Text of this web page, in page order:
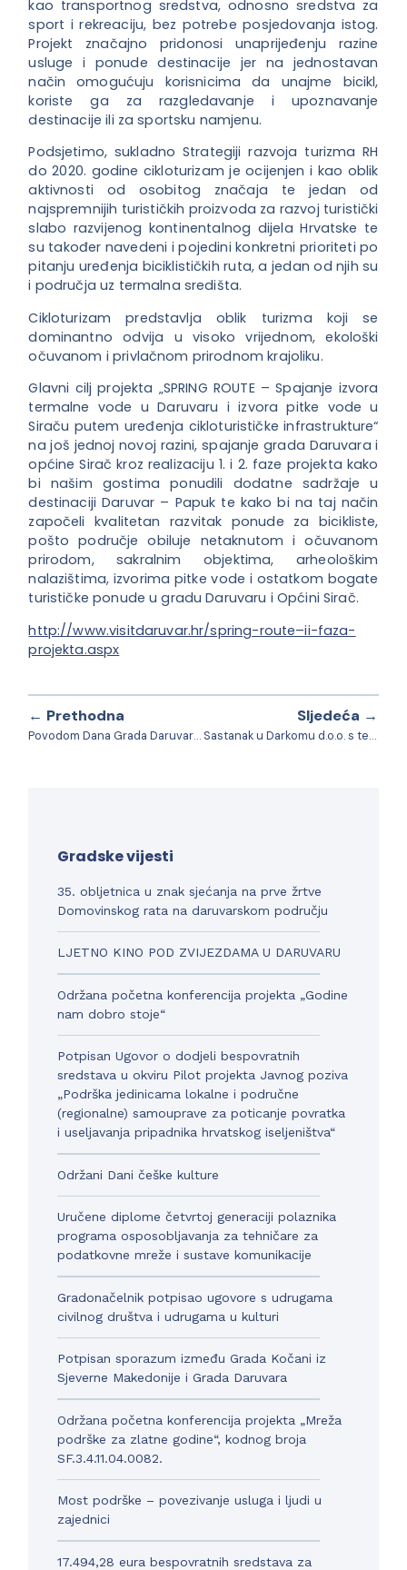
kao transportnog sredstva, odnosno sredstva za
sport i rekreaciju, bez potrebe posjedovanja istog.
Projekt značajno pridonosi unaprijeđenju razine
usluge i ponude destinacije jer na jednostavan
način omogućuju korisnicima da unajme bicikl,
koriste ga za razgledavanje i upoznavanje
destinacije ili za sportsku namjenu.
Podsjetimo, sukladno Strategiji razvoja turizma RH
do 2020. godine cikloturizam je ocijenjen i kao oblik
aktivnosti od osobitog značaja te jedan od
najspremnijih turističkih proizvoda za razvoj turistički
slabo razvijenog kontinentalnog dijela Hrvatske te
su također navedeni i pojedini konkretni prioriteti po
pitanju uređenja biciklističkih ruta, a jedan od njih su
i područja uz termalna središta.
Cikloturizam predstavlja oblik turizma koji se
dominantno odvija u visoko vrijednom, ekološki
očuvanom i privlačnom prirodnom krajoliku.
Glavni cilj projekta „SPRING ROUTE – Spajanje izvora
termalne vode u Daruvaru i izvora pitke vode u
Siraču putem uređenja cikloturističke infrastrukture“
na još jednoj novoj razini, spajanje grada Daruvara i
općine Sirač kroz realizaciju 1. i 2. faze projekta kako
bi našim gostima ponudili dodatne sadržaje u
destinaciji Daruvar – Papuk te kako bi na taj način
započeli kvalitetan razvitak ponude za bicikliste,
pošto područje obiluje netaknutom i očuvanom
prirodom, sakralnim objektima, arheološkim
nalazištima, izvorima pitke vode i ostatkom bogate
turističke ponude u gradu Daruvaru i Općini Sirač.
http://www.visitdaruvar.hr/spring-route–ii-faza-
projekta.aspx
← Prethodna
Povodom Dana Grada Daruvara održana svečana sjednica Gradskog vijeća
Sljedeća →
Sastanak u Darkomu d.o.o. s temom gospodarenja otpadom
Gradske vijesti
35. obljetnica u znak sjećanja na prve žrtve
Domovinskog rata na daruvarskom području
LJETNO KINO POD ZVIJEZDAMA U DARUVARU
Održana početna konferencija projekta „Godine
nam dobro stoje“
Potpisan Ugovor o dodjeli bespovratnih
sredstava u okviru Pilot projekta Javnog poziva
„Podrška jedinicama lokalne i područne
(regionalne) samouprave za poticanje povratka
i useljavanja pripadnika hrvatskog iseljeništva“
Održani Dani češke kulture
Uručene diplome četvrtoj generaciji polaznika
programa osposobljavanja za tehničare za
podatkovne mreže i sustave komunikacije
Gradonačelnik potpisao ugovore s udrugama
civilnog društva i udrugama u kulturi
Potpisan sporazum između Grada Kočani iz
Sjeverne Makedonije i Grada Daruvara
Održana početna konferencija projekta „Mreža
podrške za zlatne godine“, kodnog broja
SF.3.4.11.04.0082.
Most podrške – povezivanje usluga i ljudi u
zajednici
17.494,28 eura bespovratnih sredstava za